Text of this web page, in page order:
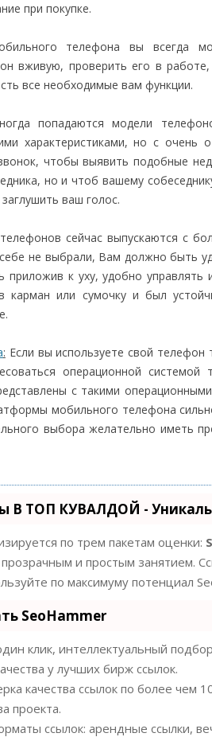
при покупке.
телефона вы всегда
вживую, проверить его в
все необходимые вам функции.
попадаются модели
характеристиками, но с
чтобы выявить подобные
но и чтоб вашему
ваш голос.
сейчас выпускаются с
не выбрали, Вам должно быть
приложив к уху, удобно
карман или сумочку и был
: Если вы используете свой телефон
операционной
с такими
мобильного телефона
выбора желательно иметь
В ТОП КУВАЛДОЙ -
по трем пакетам оценки:
и простым занятием.
по максимуму потенциал
SeoHammer
клик, интеллектуальный
у лучших бирж ссылок.
качества ссылок по более чем
проекта.
ссылок: арендные ссылки,